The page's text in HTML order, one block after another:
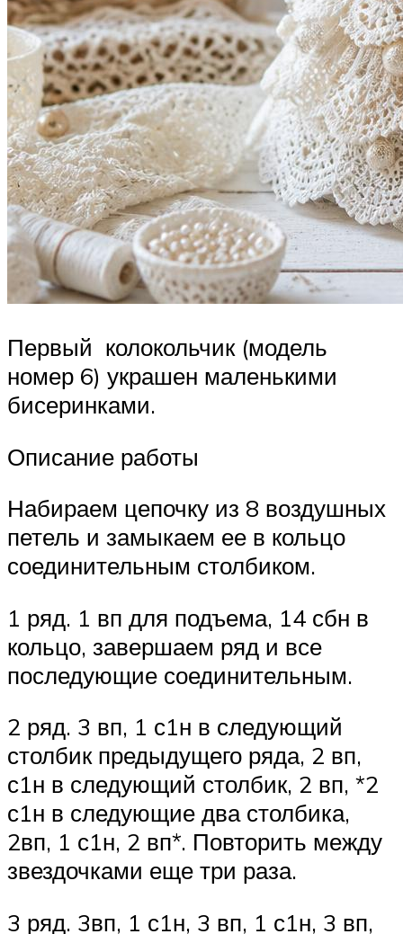
Первый колокольчик (модель
номер 6) украшен маленькими
бисеринками.
Описание работы
Набираем цепочку из 8 воздушных
петель и замыкаем ее в кольцо
соединительным столбиком.
1 ряд. 1 вп для подъема, 14 сбн в
кольцо, завершаем ряд и все
последующие соединительным.
2 ряд. 3 вп, 1 с1н в следующий
столбик предыдущего ряда, 2 вп,
с1н в следующий столбик, 2 вп, *2
с1н в следующие два столбика,
2вп, 1 с1н, 2 вп*. Повторить между
звездочками еще три раза.
3 ряд. 3вп, 1 с1н, 3 вп, 1 с1н, 3 вп,